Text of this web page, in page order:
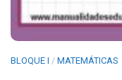
BLOQUE I / MATEMÁTICAS